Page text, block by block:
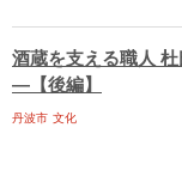
酒蔵を支える職人
―【後編】
丹波市 文化